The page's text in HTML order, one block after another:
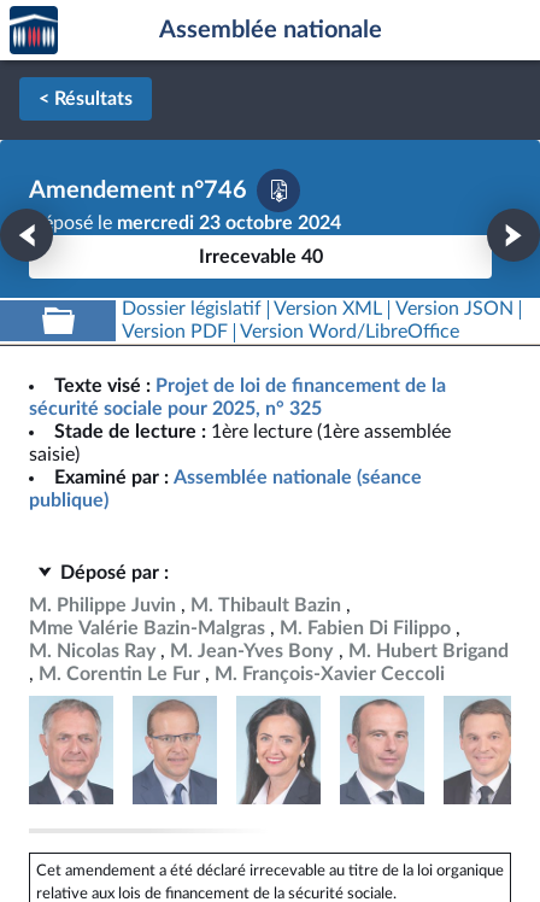
Aller au contenu
Aller en bas de la page
Accèder
à la
page
d'accueil
Assemblée nationale
< Résultats
Amendement n°746
Déposé le mercredi 23 octobre 2024
Irrecevable 40
Dossier législatif Version XML
Version JSON
Version PDF
Version Word/LibreOffice
Texte visé : Projet de loi de financement de la
sécurité sociale pour 2025, n° 325
Stade de lecture : 1ère lecture (1ère assemblée
saisie)
Examiné par : Assemblée nationale (séance
publique)
Déposé par :
M. Philippe Juvin
M. Thibault Bazin
Mme Valérie Bazin-Malgras
M. Fabien Di Filippo
M. Nicolas Ray
M. Jean-Yves Bony
M. Hubert Brigand
M. Corentin Le Fur
M. François-Xavier Ceccoli
Cet amendement a été déclaré irrecevable au titre de la loi organique
relative aux lois de financement de la sécurité sociale.